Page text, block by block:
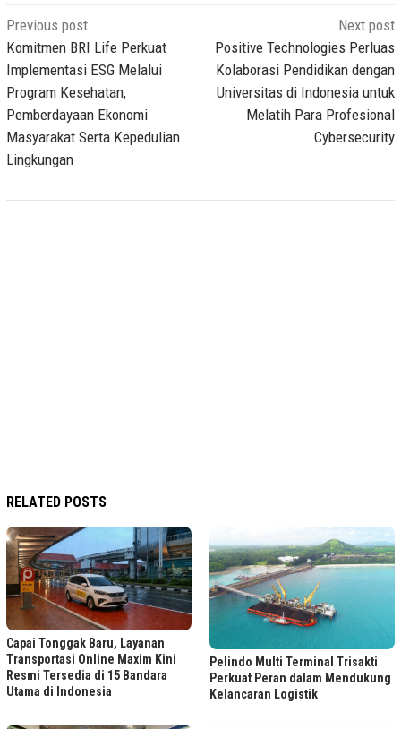
Post
navigation
Previous post
Komitmen BRI Life Perkuat
Implementasi ESG Melalui
Program Kesehatan,
Pemberdayaan Ekonomi
Masyarakat Serta Kepedulian
Lingkungan
Next post
Positive Technologies Perluas
Kolaborasi Pendidikan dengan
Universitas di Indonesia untuk
Melatih Para Profesional
Cybersecurity
RELATED POSTS
Capai Tonggak Baru, Layanan
Transportasi Online Maxim Kini
Resmi Tersedia di 15 Bandara
Utama di Indonesia
Pelindo Multi Terminal Trisakti
Perkuat Peran dalam Mendukung
Kelancaran Logistik